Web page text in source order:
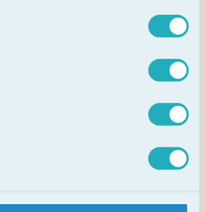
vragen
Bach Bloesems
en dieren ook Bach